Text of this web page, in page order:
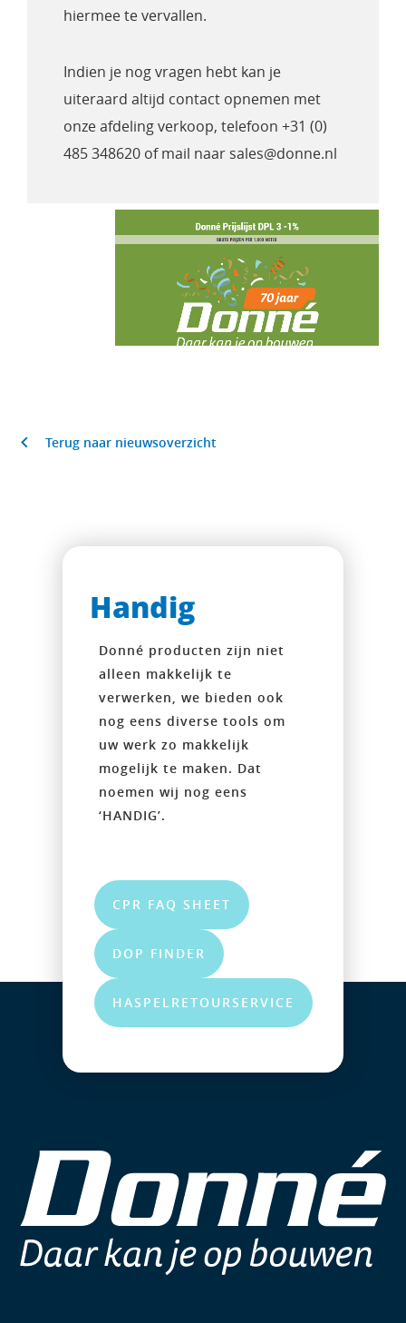
hiermee te vervallen.
Indien je nog vragen hebt kan je
uiteraard altijd contact opnemen met
onze afdeling verkoop, telefoon +31 (0)
485 348620 of mail naar sales@donne.nl
Terug naar nieuwsoverzicht
Handig
Donné producten zijn niet
alleen makkelijk te
verwerken, we bieden ook
nog eens diverse tools om
uw werk zo makkelijk
mogelijk te maken. Dat
noemen wij nog eens
‘HANDIG’.
CPR FAQ SHEET
DOP FINDER
HASPELRETOURSERVICE